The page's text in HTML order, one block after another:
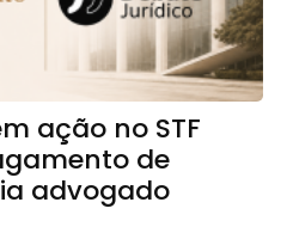
ação no STF
de
advogado